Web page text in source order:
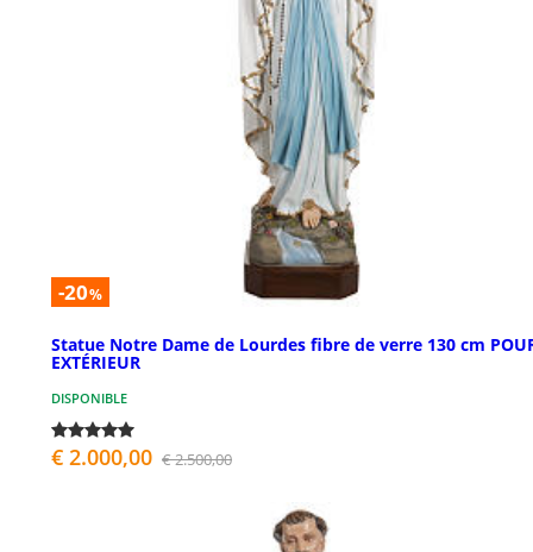
-20%
Statue Notre Dame de Lourdes fibre de verre 130 cm
EXTÉRIEUR
DISPONIBLE
€ 2.000,00 € 2.500,00